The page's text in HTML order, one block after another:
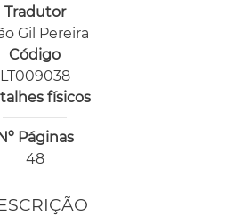
Tradutor
Gil Pereira
Código
LT009038
físicos
Páginas
48